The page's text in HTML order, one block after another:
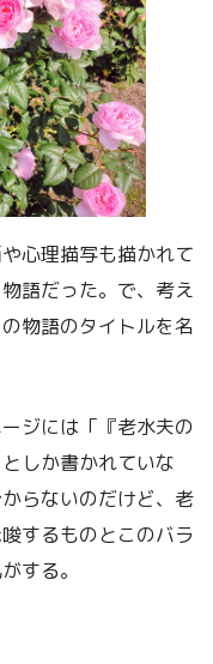
心理描写も描かれて
語だった。で、考え
物語のタイトルを名
ジには「『老水夫の
しか書かれていな
らないのだけど、老
するものとこのバラ
する。